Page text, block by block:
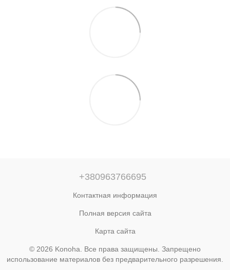
+380963766695
Контактная информация
Полная версия сайта
Карта сайта
© 2026 Konoha. Все права защищены. Запрещено
использование материалов без предварительного разрешения.